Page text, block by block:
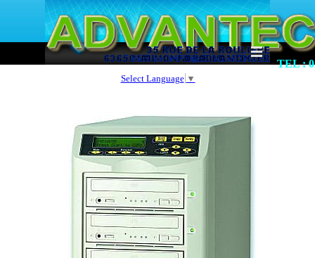
TEL :
Select Language ▼